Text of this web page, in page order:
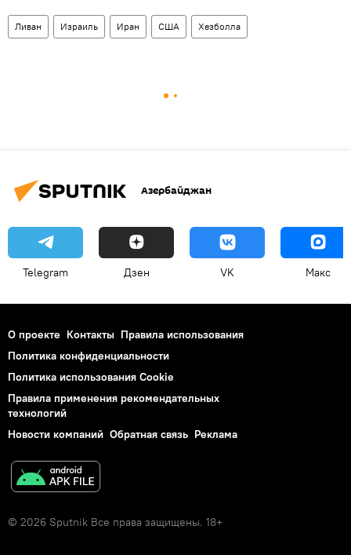
Ливан Израиль Иран США Хезболла
Азербайджан
Telegram Дзен VK Макс
О проекте Контакты Правила использования
Политика конфиденциальности
Политика использования Cookie
Правила применения рекомендательных
технологий
Новости компаний Обратная связь Реклама
© 2026 Sputnik Все права защищены. 18+